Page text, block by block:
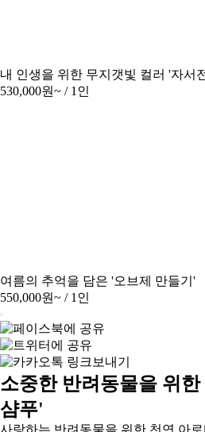
내 인생을 위한 무지갯빛 컬러 '자서
530,000원~ / 1인
여름의 추억을 담은 '오브제 만들기'
550,000원~ / 1인
소중한 반려동물을 위
샴푸'
사랑하는 반려동물을 위한 천연 아